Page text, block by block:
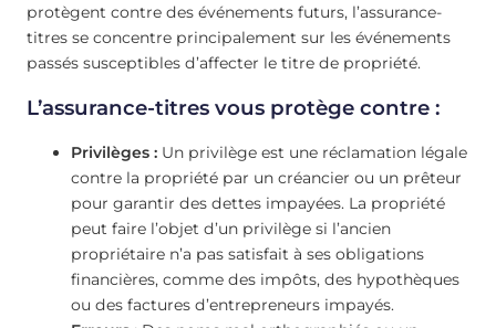
protègent contre des événements futurs, l’assurance-
titres se concentre principalement sur les événements
passés susceptibles d’affecter le titre de propriété.
L’assurance-titres vous protège contre :
Privilèges : Un privilège est une réclamation légale
contre la propriété par un créancier ou un prêteur
pour garantir des dettes impayées. La propriété
peut faire l’objet d’un privilège si l’ancien
propriétaire n’a pas satisfait à ses obligations
financières, comme des impôts, des hypothèques
ou des factures d’entrepreneurs impayés.